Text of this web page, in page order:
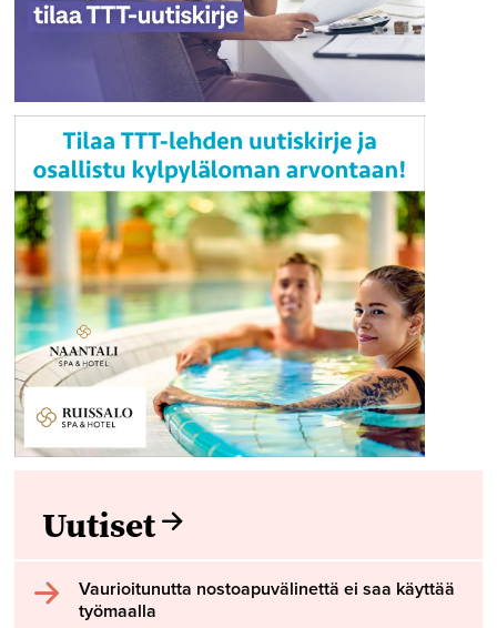
Uutiset
Vaurioitunutta nostoapuvälinettä ei saa käyttää
työmaalla